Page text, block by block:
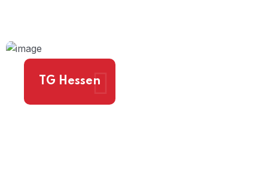
TG Hessen